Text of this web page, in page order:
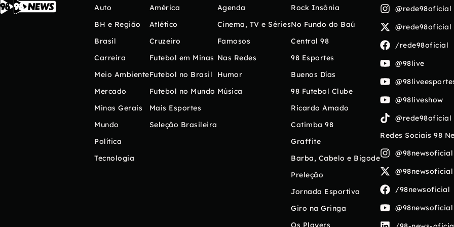
Auto
BH e Região
Brasil
Carreira
Meio Ambiente
Mercado
Minas Gerais
Mundo
Política
Tecnologia
América
Atlético
Cruzeiro
Futebol em Minas
Futebol no Brasil
Futebol no Mundo
Mais Esportes
Seleção Brasileira
Agenda
Cinema, TV e Séries
Famosos
Nas Redes
Humor
Música
Rock Insônia
No Fundo do Baú
Central 98
98 Esportes
Buenos Días
98 Futebol Clube
Ricardo Amado
Catimba 98
Graffite
Barba, Cabelo e Bigode
Preleção
Jornada Esportiva
Giro na Gringa
Os Players
@rede98oficial
@rede98oficial
/rede98oficial
@98live
@98liveshow
@rede98oficial
Redes Sociais 98
@98newsoficial
@98newsoficial
/98newsoficial
@98newsoficial